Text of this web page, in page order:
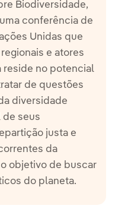
Biodiversidade,
conferência de
Unidas que
e atores
reside no potencial
de questões
diversidade
de seus
justa e
da
objetivo de buscar
do planeta.